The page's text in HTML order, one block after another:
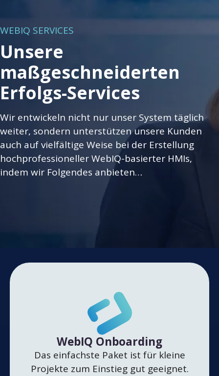
WEBIQ SERVICES
Unsere
maßgeschneiderten
Erfolgs-Services
Wir entwickeln nicht nur unser System täglich
weiter, sondern unterstützen unsere Kunden
auch auf vielfältige Weise bei der Erstellung
hochprofessioneller WebIQ-basierter HMIs,
indem wir Folgendes anbieten…
WebIQ Onboarding
Das einfachste Paket ist für kleine
Projekte zum Einstieg gut geeignet.